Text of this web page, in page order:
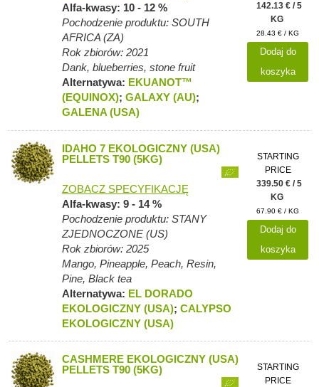
Alfa-kwasy: 10 - 12 %
Pochodzenie produktu: SOUTH
AFRICA (ZA)
Rok zbiorów: 2021
Dank, blueberries, stone fruit
Alternatywa: EKUANOT™
(EQUINOX); GALAXY (AU);
GALENA (USA)
142.13 € / 5
KG
28.43 € / KG
Dodaj do
koszyka
IDAHO 7 EKOLOGICZNY (USA)
PELLETS T90 (5KG)
ZOBACZ SPECYFIKACJĘ
Alfa-kwasy: 9 - 14 %
Pochodzenie produktu: STANY
ZJEDNOCZONE (US)
Rok zbiorów: 2025
Mango, Pineapple, Peach, Resin,
Pine, Black tea
Alternatywa: EL DORADO
EKOLOGICZNY (USA); CALYPSO
EKOLOGICZNY (USA)
STARTING
PRICE
339.50 € / 5
KG
67.90 € / KG
Dodaj do
koszyka
CASHMERE EKOLOGICZNY (USA)
PELLETS T90 (5KG)
STARTING
PRICE